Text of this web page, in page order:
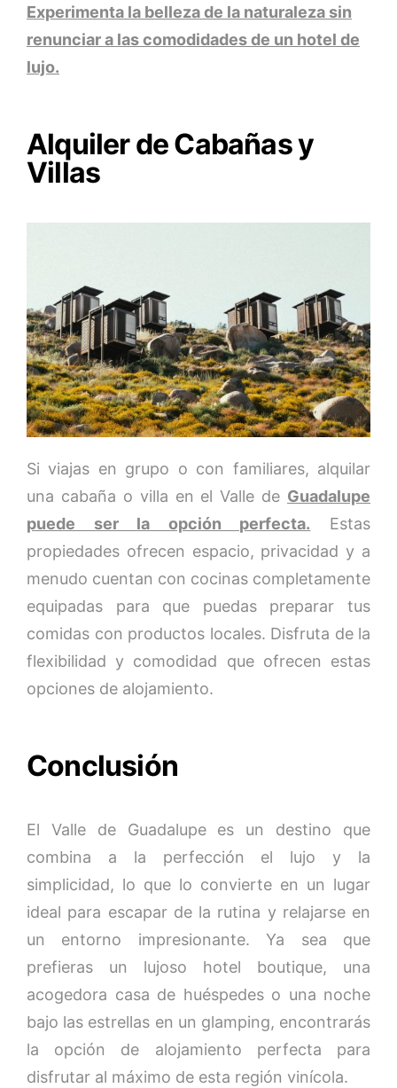
Experimenta la belleza de la naturaleza sin
renunciar a las comodidades de un hotel de
lujo.
Alquiler de Cabañas y
Villas
Si viajas en grupo o con familiares, alquilar
una cabaña o villa en el Valle de Guadalupe
puede ser la opción perfecta. Estas
propiedades ofrecen espacio, privacidad y a
menudo cuentan con cocinas completamente
equipadas para que puedas preparar tus
comidas con productos locales. Disfruta de la
flexibilidad y comodidad que ofrecen estas
opciones de alojamiento.
Conclusión
El Valle de Guadalupe es un destino que
combina a la perfección el lujo y la
simplicidad, lo que lo convierte en un lugar
ideal para escapar de la rutina y relajarse en
un entorno impresionante. Ya sea que
prefieras un lujoso hotel boutique, una
acogedora casa de huéspedes o una noche
bajo las estrellas en un glamping, encontrarás
la opción de alojamiento perfecta para
disfrutar al máximo de esta región vinícola.